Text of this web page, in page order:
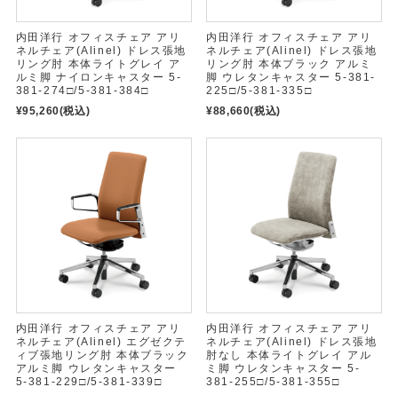
内田洋行 オフィスチェア アリ
ネルチェア(Alinel) ドレス張地
リング肘 本体ライトグレイ ア
ルミ脚 ナイロンキャスター 5-
381-274□/5-381-384□
¥95,260(税込)
内田洋行 オフィスチェア アリ
ネルチェア(Alinel) ドレス張地
リング肘 本体ブラック アルミ
脚 ウレタンキャスター 5-381-
225□/5-381-335□
¥88,660(税込)
内田洋行 オフィスチェア アリ
ネルチェア(Alinel) エグゼクテ
ィブ張地リング肘 本体ブラック
アルミ脚 ウレタンキャスター
5-381-229□/5-381-339□
内田洋行 オフィスチェア アリ
ネルチェア(Alinel) ドレス張地
肘なし 本体ライトグレイ アル
ミ脚 ウレタンキャスター 5-
381-255□/5-381-355□